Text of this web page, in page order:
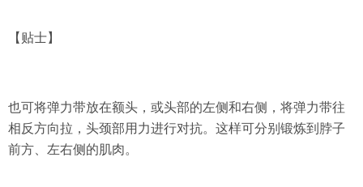
【贴士】
也可将弹力带放在额头，或头部的左侧和右侧，将弹力带往
相反方向拉，头颈部用力进行对抗。这样可分别锻炼到脖子
前方、左右侧的肌肉。